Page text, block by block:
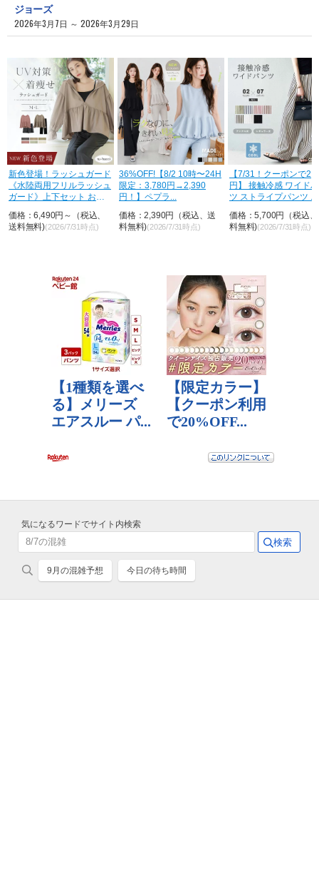
ジョーズ
2026年3月7日 ～ 2026年3月29日
新色登場！ラッシュガード
《水陸両用フリルラッシュ
ガード》上下セット おし
価格：6,490円～（税込、
送料無料)(2026/7/31時点)
36%OFF!【8/2 10時〜24H
限定：3,780円→2,390
円！】ペプラ...
価格：2,390円（税込、送
料無料)(2026/7/31時点)
【7/31！クーポンで
円】 接触冷感 ワイド
ツ ストライプパンツ ...
価格：5,700円（税込
料無料)(2026/7/31時点)
気になるワードでサイト内検索
9月の混雑予想 今日の待ち時間